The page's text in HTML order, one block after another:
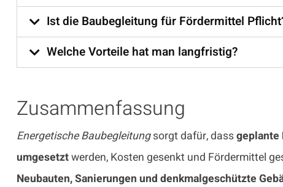
Ist die Baubegleitung für Fördermittel
Welche Vorteile hat man langfristig?
Zusammenfassung
Energetische Baubegleitungsorgt dafür, dassgeplante
umgesetztwerden, Kosten gesenkt und Fördermittel
Neubauten, Sanierungen und denkmalgeschützte